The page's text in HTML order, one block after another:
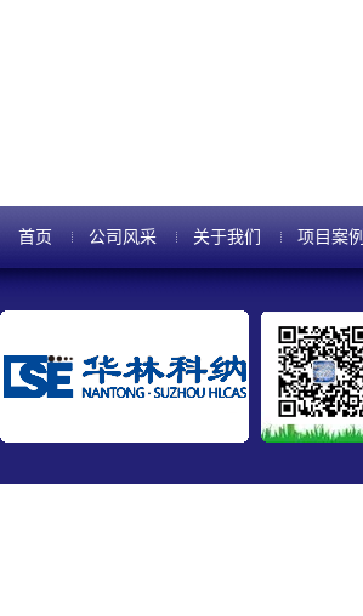
首页 公司风采 关于我们 项目案例